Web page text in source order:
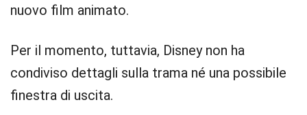
nuovo film animato.
Per il momento, tuttavia, Disney non ha
condiviso dettagli sulla trama né una possibile
finestra di uscita.